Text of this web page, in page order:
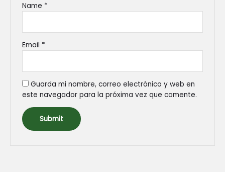
Name *
Email *
Guarda mi nombre, correo electrónico y web en
este navegador para la próxima vez que comente.